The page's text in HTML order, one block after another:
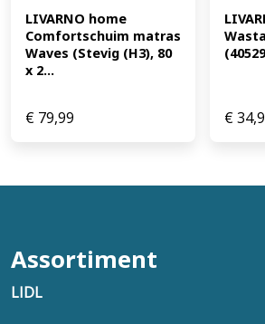
LIVARNO home
Comfortschuim matras
Waves (Stevig (H3), 80
x 2...
€ 79,99 €
Assortiment
LIDL